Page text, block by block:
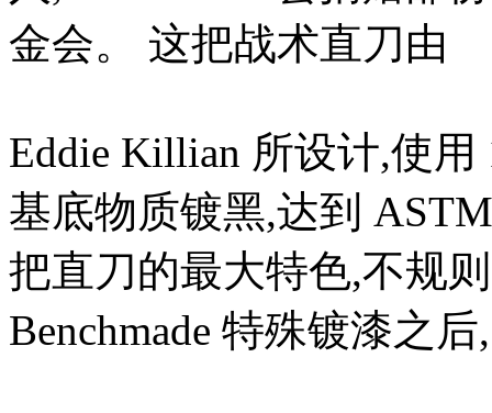
金会。 这把战术直刀由
Eddie Killian 所设计,使
基底物质镀黑,达到
把直刀的最大特色,不规
Benchmade 特殊镀漆之后,